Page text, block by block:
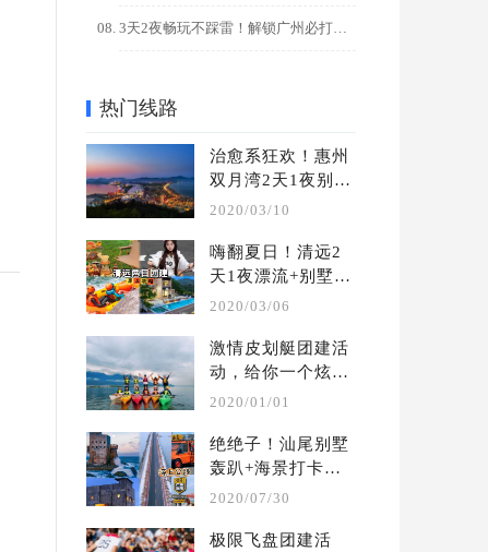
3天2夜畅玩不踩雷！解锁广州必打卡的10大宝藏景点
热门线路
治愈系狂欢！惠州
双月湾2天1夜别墅
轰趴团建攻略
2020/03/10
嗨翻夏日！清远2
天1夜漂流+别墅轰
趴团建攻略
2020/03/06
激情皮划艇团建活
动，给你一个炫酷
的水上团建 | 夏季
2020/01/01
绝绝子！汕尾别墅
轰趴+海景打卡两
天一夜团建攻略
2020/07/30
极限飞盘团建活